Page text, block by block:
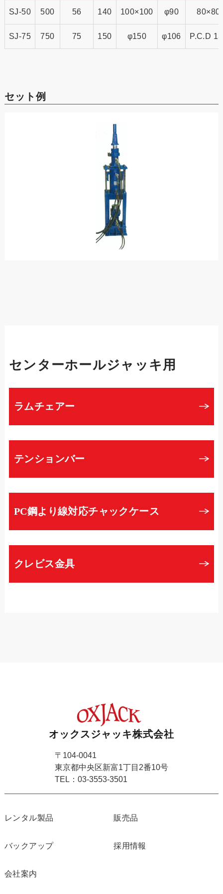
SJ-50 500 56 140 100×100 φ90 80×80
SJ-75 750 75 150 φ150 φ106 P.C.D
セット例
センターホールジャッキ用
ラムチェアー
テンションバー
PC鋼より線対応チャックケース
クレビス金具
オックスジャッキ株式会社
〒104-0041
東京都中央区新富1丁目2番10号
TEL：03-3553-3501
レンタル製品 販売品
バックアップ 採用情報
会社案内